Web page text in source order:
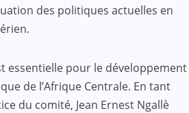
des politiques actuelles en
essentielle pour le développement
de l’Afrique Centrale. En tant
du comité, Jean Ernest Ngallè